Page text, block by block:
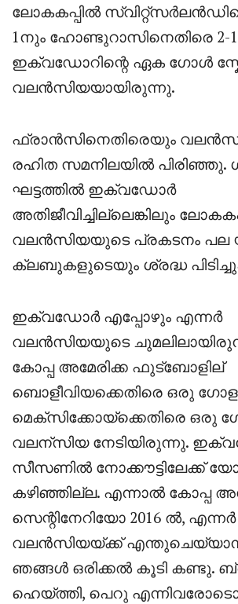
ലോകകപ്പിൽ
1നും ഹോണ്ടുറാസിനെതിരെ 2-
ഇക്വഡോറിന്റെ ഏക ഗോൾ
വലൻസിയയായിരുന്നു.
ഫ്രാൻസിനെതിരെയും
രഹിത സമനിലയിൽ പിരിഞ്ഞു.
ഘട്ടത്തിൽ ഇക്വഡോർ
അതിജീവിച്ചില്ലെങ്കിലും
വലൻസിയയുടെ പ്രകടനം
ക്ലബുകളുടെയും ശ്രദ്ധ
ഇക്വഡോർ എപ്പോഴും എന്നർ
വലൻസിയയുടെ
കോപ്പ അമേരിക്ക ഫുട്ബോളില്
ബൊളീവിയക്കെതിരെ ഒരു
മെക്സിക്കോയ്ക്കെതിരെ ഒരു
വലന്സിയ നേടിയിരുന്നു.
സീസണിൽ നോക്കൗട്ടിലേക്ക്
കഴിഞ്ഞില്ല. എന്നാൽ കോപ്പ
സെന്റിനേറിയോ 2016 ൽ, എന്നർ
വലൻസിയയ്ക്ക്
ഞങ്ങൾ ഒരിക്കൽ കൂടി കണ്ടു.
ഹെയ്ത്തി, പെറു